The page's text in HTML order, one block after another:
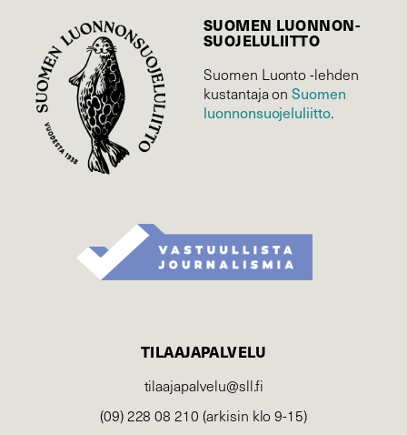
SUOMEN LUONNON­
SUOJELU­LIITTO
Suomen Luonto -lehden
kustantaja onSuomen
luonnonsuojelu­liitto.
TILAAJAPALVELU
tilaajapalvelu@sll.fi
(09) 228 08 210 (arkisin klo 9-15)